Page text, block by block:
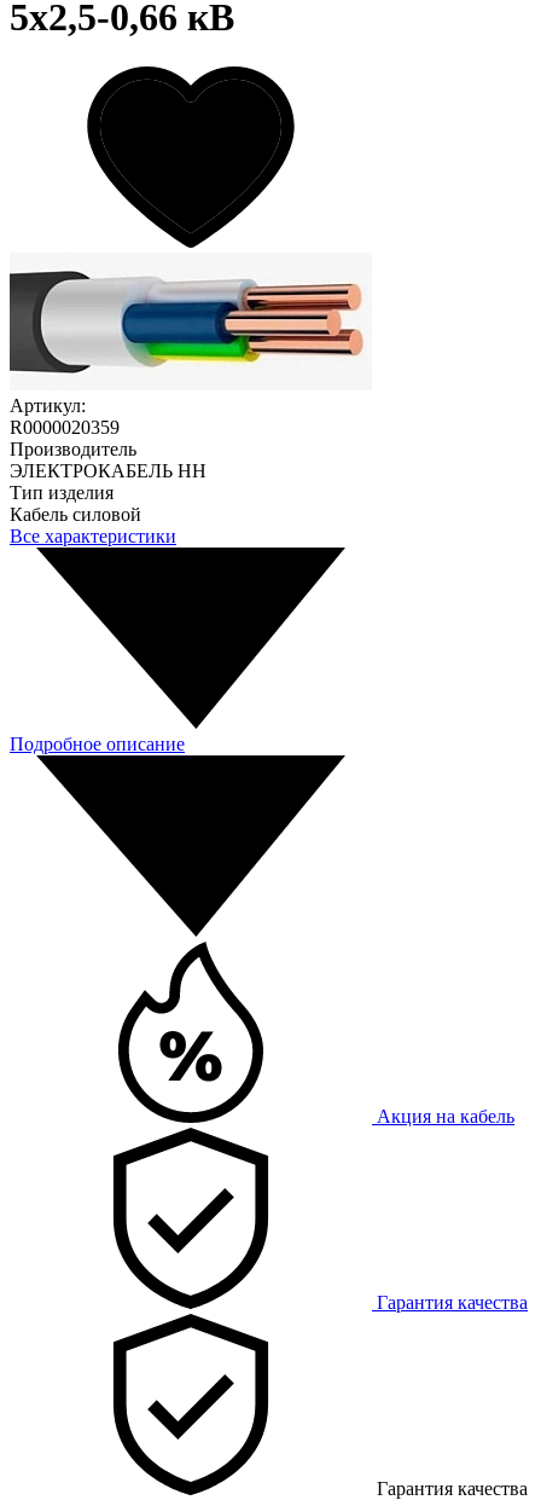
5х2,5-0,66 кВ
Артикул:
R0000020359
Производитель
ЭЛЕКТРОКАБЕЛЬ НН
Тип изделия
Кабель силовой
Все характеристики
Подробное описание
Акция на кабель
Гарантия качества
Гарантия качества